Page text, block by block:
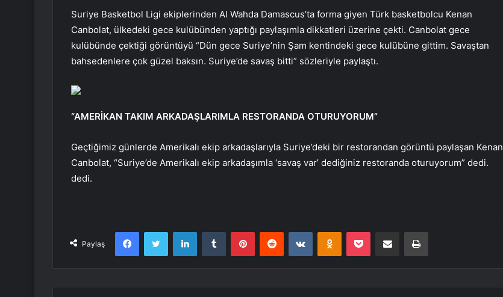
Suriye Basketbol Ligi ekiplerinden Al Wahda Damascus’ta forma giyen Türk basketbolcu Kenan
Canbolat, ülkedeki gece kulübünden yaptığı paylaşımla dikkatleri üzerine çekti. Canbolat gece
kulübünde çektiği görüntüyü “Dün gece Suriye’nin Şam kentindeki gece kulübüne gittim. Savaştan
bahsedenlere çok güzel baksın. Suriye’de savaş bitti” sözleriyle paylaştı.
“AMERİKAN TAKIM ARKADAŞLARIMLA RESTORANDA OTURUYORUM”
Geçtiğimiz günlerde Amerikalı ekip arkadaşlarıyla Suriye’deki bir restorandan görüntü paylaşan Kenan
Canbolat, “Suriye’de Amerikalı ekip arkadaşımla ‘savaş var’ dediğiniz restoranda oturuyorum” dedi.
dedi.
Paylaş
FacebookTwitter LinkedInTumblr PinterestReddit VKontakteOdnoklassniki
Pocket E-Posta ile paylaş Yazdır